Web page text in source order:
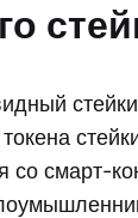
смарт-